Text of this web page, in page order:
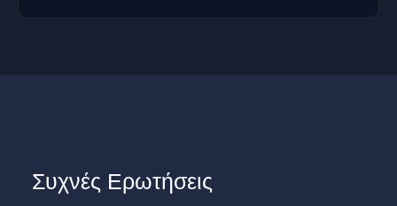
Συχνές Ερωτήσεις